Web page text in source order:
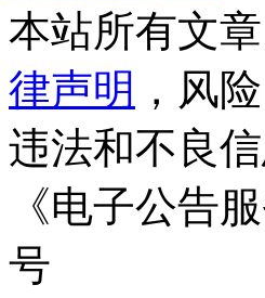
本站所有文
律声明 ，风
违法和不良
《电子公告
号